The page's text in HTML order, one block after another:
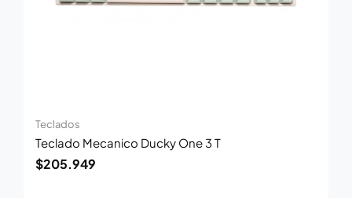
Teclados
Teclado Mecanico Ducky One 3 T
$205.949